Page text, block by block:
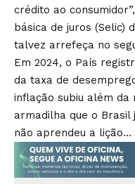
crédito ao
básica de juros (Selic)
talvez arrefeça no
Em 2024, o País
da taxa de
inflação subiu além
armadilha que o Brasil
não aprendeu a lição…